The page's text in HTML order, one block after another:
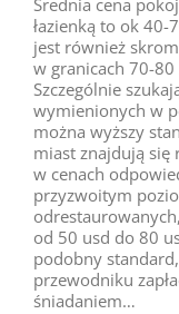
Średnia cena
łazienką to ok 40-
jest również
w granicach 70-80
Szczególnie
wymienionych w
można wyższy
miast znajdują
w cenach
przyzwoitym
od 50 usd do 80
podobny
przewodniku
śniadaniem…